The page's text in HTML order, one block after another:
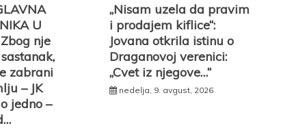
U
Zbog nje
zabrani
– JK
jedno –
„Nisam uzela da pravim
i prodajem kiflice“:
Jovana otkrila istinu o
Draganovoj verenici:
„Cvet iz njegove…“
nedelja, 9. avgust, 2026